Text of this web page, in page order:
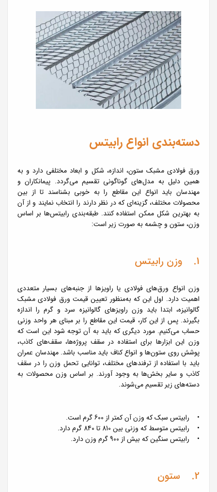
دسته‌بندی انواع رابیتس
ورق فولادی مشبک ستون، اندازه، شکل و ابعاد مختلفی دارد و به
همین دلیل به مدل‌های گوناگونی تقسیم می‌گردد. پیمانکاران و
مهندسان باید انواع این مقاطع را به خوبی بشناسند تا از بین
محصولات مختلف، گزینه‌ای که در نظر دارند را انتخاب نمایند و از آن
به بهترین شکل ممکن استفاده کنند. طبقه‌بندی رابیتس‌ها بر اساس
وزن، ستون و چشمه به صورت زیر است:
1. وزن رابیتس
وزن انواع ورق‌های فولادی یا راویز‌ها از جنبه‌های بسیار متعددی
اهمیت دارد. اول این که به‌منظور تعیین قیمت ورق فولادی مشبک
گالوانیزه، ابتدا باید وزن راویزهای گالوانیزه سرد و گرم را اندازه
بگیرند. پس از این کار، قیمت این مقاطع را بر مبنای هر واحد وزنی
حساب می‌کنیم. مورد دیگری که باید به آن توجه شود این است که
وزن این ابزارها برای استفاده در سقف پروژه‌ها، سقف‌های کاذب،
پوشش روی ستون‌ها و انواع کناف باید مناسب باشد. مهندسان عمران
باید با استفاده از ترفندهای مختلف، توانایی تحمل وزن را در سقف
کاذب و سایر بخش‌ها به وجود آورند. بر اساس وزن محصولات به
دسته‌های زیر تقسیم می‌شوند.
• رابیتس سبک که وزن آن کمتر از 600 گرم است.
• رابیتس متوسط که وزنی بین 810 تا 840 گرم دارد.
• رابیتس سنگین که بیش از 900 گرم وزن دارد.
2. ستون